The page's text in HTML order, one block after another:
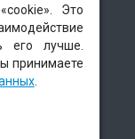
Это
его лучше.
принимаете
.
Это
его лучше.
принимаете
.